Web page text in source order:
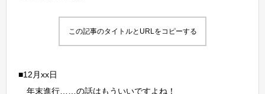
この記事のタイトルとURLをコピーする
■12月xx日
年末進行……の話はもういいですよね！